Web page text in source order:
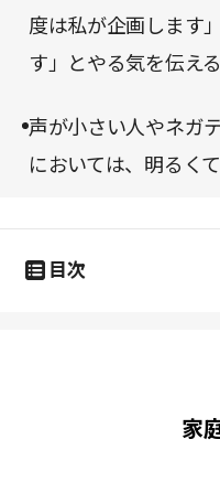
度は私が企画します
す」とやる気を伝え
声が小さい人やネガ
においては、明るく
目次
家